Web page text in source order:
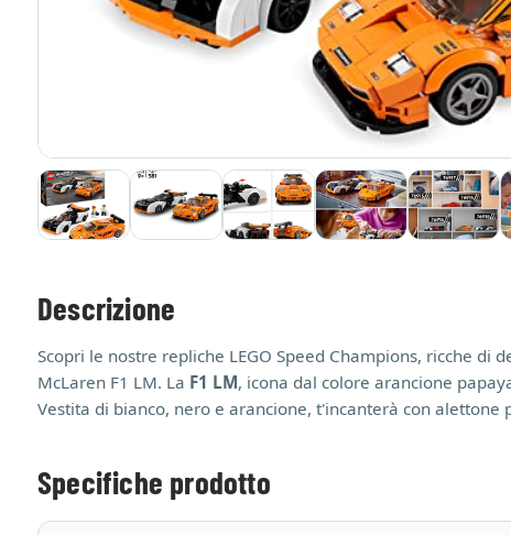
Descrizione
Scopri le nostre repliche LEGO Speed Champions, ricche
McLaren F1 LM. La F1 LM, icona dal colore arancione
Vestita di bianco, nero e arancione, t'incanterà con
Specifiche prodotto